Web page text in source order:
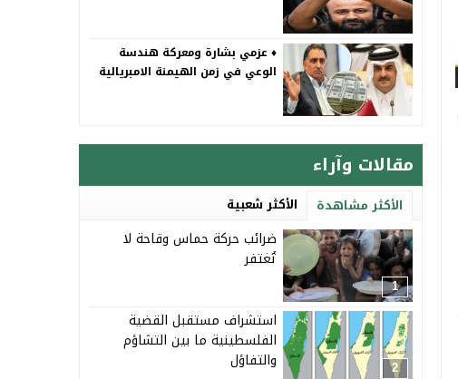
♦️ عزمي بشارة ومعركة هندسة
الوعي في زمن الهيمنة الامبريالية
مقالات وآراء
الأكثر مشاهدة الأكثر شعبية
1
ضرائب حركة حماس وقاحة لا
تُغتفر
2
استشراف مستقبل القضية
الفلسطينية ما بين التشاؤم
والتفاؤل